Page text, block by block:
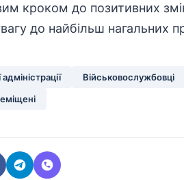
кроком до позитивних
до найбільш нагальних
Військовослужбовці